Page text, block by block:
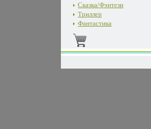
Сказка/Фэнтези
Триллер
Фантастика